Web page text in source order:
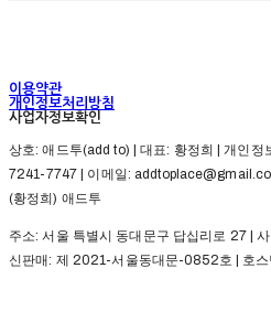
이용약관
개인정보처리방침
사업자정보확인
상호: 애드투(add to) | 대표: 황정희 | 개인
7241-7747 | 이메일:
(황정희) 애드투
주소: 서울 특별시 동대문구 답십리로 27 |
신판매: 제 2021-서울동대문-0852호 | 호